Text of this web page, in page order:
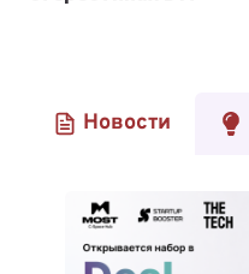
Новости